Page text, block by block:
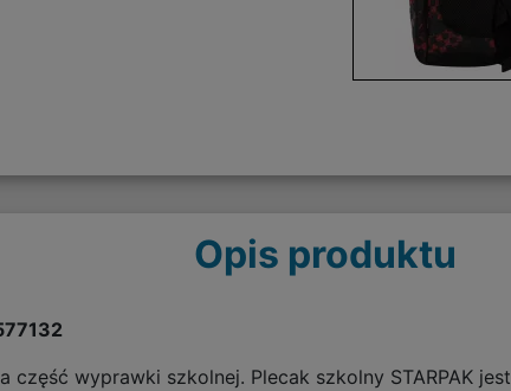
Opis produktu
część wyprawki szkolnej. Plecak szkolny STARPAK